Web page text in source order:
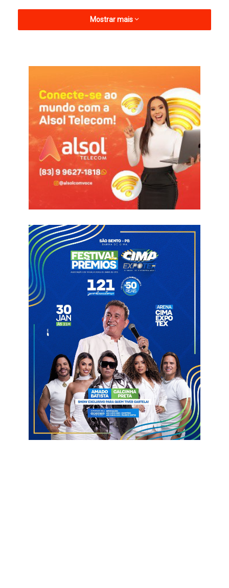
Na ocasião, o chefe do Executivo estadual destacou a
importância de o Governo da Paraíba manter a folha do
funcionalismo em dia. “Nos dias 29 e 30 os servidores
estaduais vão estar recebendo seus salários, dentro do mês
trabalhado, como fazemos desde janeiro de 2019. Eu sei que é
obrigação do Estado pagar em dia, mas às vezes tem estados
e municípios que não pagam em dia”, disse.
“Isso representa uma injeção de R$ 900 milhões na economia.
Muita gente muitas vezes pergunta por que o varejo na Paraíba
bate recordes durante dez meses consecutivos. Muita gente
pergunta por que a renda média do paraibano está crescendo.
Muita gente quer saber por que o PIB da Paraíba está também
crescendo. Aí tem o esforço do Governo de fazer com que,
mensalmente, R$ 900 milhões sejam injetados na economia. E,
logicamente, a participação da iniciativa privada que acredita na
Paraíba”, acrescentou o gestor paraibano, momento em que
também exemplificou os investimentos da iniciativa privada na
economia do Estado com a construção de equipamentos,
como o Tauá Resort, que já tem data de inauguração e que
recebeu investimentos da ordem de R$ 600 milhões.
Calendário
29 — Aposentados, pensionistas e reformados
30 — Servidores da ativa (Administração direta e indireta)
Mostrar mais